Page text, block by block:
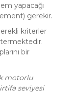
yapacağı
gerekir.
kriterler
bir
motorlu
seviyesi